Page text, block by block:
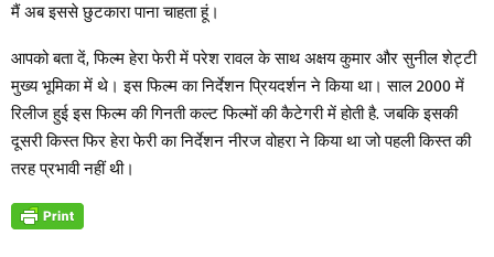
मैं अब इससे छुटकारा पाना चाहता हूं।
आपको बता दें, फिल्म हेरा फेरी में परेश रावल के साथ अक्षय कुमार और सुनील शेट्टी
मुख्य भूमिका में थे। इस फिल्म का निर्देशन प्रियदर्शन ने किया था। साल 2000 में
रिलीज हुई इस फिल्म की गिनती कल्ट फिल्मों की कैटेगरी में होती है. जबकि इसकी
दूसरी किस्त फिर हेरा फेरी का निर्देशन नीरज वोहरा ने किया था जो पहली किस्त की
तरह प्रभावी नहीं थी।